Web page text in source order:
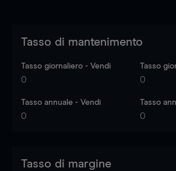
Tasso di mantenimento
Tasso giornaliero - Vendi
0
Tasso
0
Tasso annuale - Vendi
0
Tasso
0
Tasso di margine